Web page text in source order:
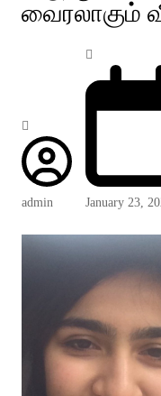
வைரலாகும்
admin January 23,